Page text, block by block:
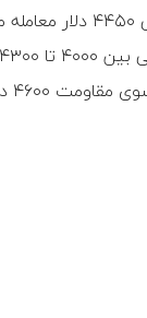
اتریوم در حال حاضر کمی کمتر از